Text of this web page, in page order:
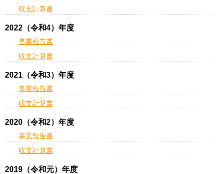
収支計算書
2022（令和4）年度
事業報告書
収支計算書
2021（令和3）年度
事業報告書
収支計算書
2020（令和2）年度
事業報告書
収支計算書
2019（令和元）年度